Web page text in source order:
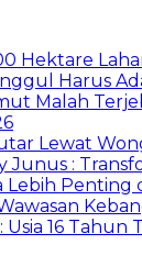
Hektare
Harus
Malah
Lewat
:
Penting
16 Tahun